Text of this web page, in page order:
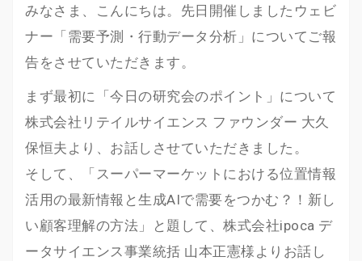
みなさま、こんにちは。先日開催しましたウェビ
ナー「需要予測・行動データ分析」についてご報
告をさせていただきます。
まず最初に「今日の研究会のポイント」について
株式会社リテイルサイエンス ファウンダー 大久
保恒夫より、お話しさせていただきました。
そして、「スーパーマーケットにおける位置情報
活用の最新情報と生成AIで需要をつかむ？！新し
い顧客理解の方法」と題して、株式会社ipoca デ
ータサイエンス事業統括 山本正憲様よりお話し